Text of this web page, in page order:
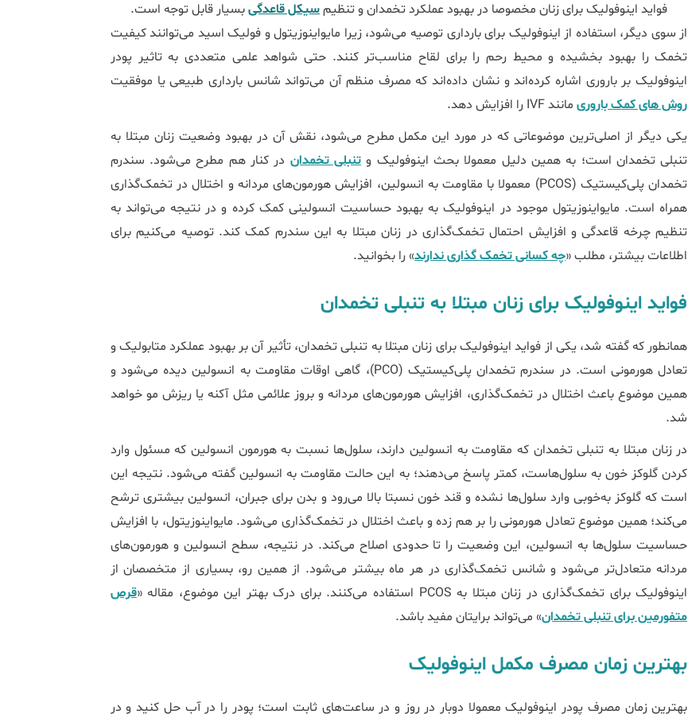
فواید اینوفولیک برای زنان مخصوصا در بهبود عملکرد تخمدان و تنظیمسیکل قاعدگیبسیار قابل توجه است.
از سوی دیگر، استفاده از اینوفولیک برای بارداری توصیه می‌شود، زیرا مایواینوزیتول و فولیک اسید می‌توانند کیفیت
تخمک را بهبود بخشیده و محیط رحم را برای لقاح مناسب‌تر کنند. حتی شواهد علمی متعددی به تاثیر پودر
اینوفولیک بر باروری اشاره کرده‌اند و نشان داده‌اند که مصرف منظم آن می‌تواند شانس بارداری طبیعی یا موفقیت
روش های کمک باروریمانند IVF را افزایش دهد.
یکی دیگر از اصلی‌ترین موضوعاتی که در مورد این مکمل مطرح می‌شود، نقش آن در بهبود وضعیت زنان مبتلا به
تنبلی تخمدان است؛ به همین دلیل معمولا بحث اینوفولیک و تنبلی تخمدان در کنار هم مطرح می‌شود. سندرم
تخمدان پلی‌کیستیک (PCOS) معمولا با مقاومت به انسولین، افزایش هورمون‌های مردانه و اختلال در تخمک‌گذاری
همراه است. مایواینوزیتول موجود در اینوفولیک به بهبود حساسیت انسولینی کمک کرده و در نتیجه می‌تواند به
تنظیم چرخه قاعدگی و افزایش احتمال تخمک‌گذاری در زنان مبتلا به این سندرم کمک کند. توصیه می‌کنیم برای
اطلاعات بیشتر، مطلب «چه کسانی تخمک گذاری ندارند» را بخوانید.
فواید اینوفولیک برای زنان مبتلا به تنبلی تخمدان
همانطور که گفته شد، یکی از فواید اینوفولیک برای زنان مبتلا به تنبلی تخمدان، تأثیر آن بر بهبود عملکرد متابولیک و
تعادل هورمونی است. در سندرم تخمدان پلی‌کیستیک (PCO)، گاهی اوقات مقاومت به انسولین دیده می‌شود و
همین موضوع باعث اختلال در تخمک‌گذاری، افزایش هورمون‌های مردانه و بروز علائمی مثل آکنه یا ریزش مو خواهد
شد.
در زنان مبتلا به تنبلی تخمدان که مقاومت به انسولین دارند، سلول‌ها نسبت به هورمون انسولین که مسئول وارد
کردن گلوکز خون به سلول‌هاست، کمتر پاسخ می‌دهند؛ به این حالت مقاومت به انسولین گفته می‌شود. نتیجه این
است که گلوکز به‌خوبی وارد سلول‌ها نشده و قند خون نسبتا بالا می‌رود و بدن برای جبران، انسولین بیشتری ترشح
می‌کند؛ همین موضوع تعادل هورمونی را بر هم زده و باعث اختلال در تخمک‌گذاری می‌شود. مایواینوزیتول، با افزایش
حساسیت سلول‌ها به انسولین، این وضعیت را تا حدودی اصلاح می‌کند. در نتیجه، سطح انسولین و هورمون‌های
مردانه متعادل‌تر می‌شود و شانس تخمک‌گذاری در هر ماه بیشتر می‌شود. از همین رو، بسیاری از متخصصان از
اینوفولیک برای تخمک‌گذاری در زنان مبتلا به PCOS استفاده می‌کنند. برای درک بهتر این موضوع، مقاله «
قرص
متفورمین برای تنبلی تخمدان» می‌تواند برایتان مفید باشد.
بهترین زمان مصرف مکمل اینوفولیک
بهترین زمان مصرف پودر اینوفولیک معمولا دوبار در روز و در ساعت‌های ثابت است؛ پودر را در آب حل کنید و در